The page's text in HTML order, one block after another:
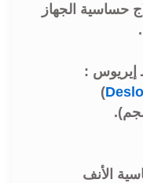
حساسية الجهاز
إيريوس :
)
الأنف